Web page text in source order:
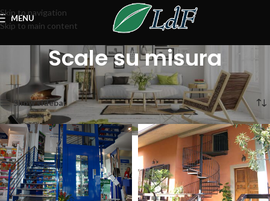
Skip to navigation
Skip to main content
MENU
Scale su misura
Home Strutture su misura Scale su misura Visualizzazione di 7 risultati
Show sidebar